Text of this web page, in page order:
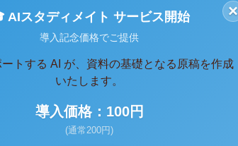
重要性を説いたのである。
る。
人間の手の中では悪になる」
ある。
として生まれてきた子供を、人間の社会
社会」と「自然」を対立的な...
×
AIスタディメイト サービス開始
導入記念価格でご提供
トする AI が、資料の基礎となる原稿を作成
いたします。
導入価格：100円
(通常200円)